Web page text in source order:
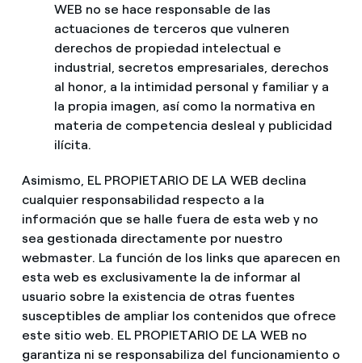
WEB no se hace responsable de las
actuaciones de terceros que vulneren
derechos de propiedad intelectual e
industrial, secretos empresariales, derechos
al honor, a la intimidad personal y familiar y a
la propia imagen, así como la normativa en
materia de competencia desleal y publicidad
ilícita.
Asimismo, EL PROPIETARIO DE LA WEB declina
cualquier responsabilidad respecto a la
información que se halle fuera de esta web y no
sea gestionada directamente por nuestro
webmaster. La función de los links que aparecen en
esta web es exclusivamente la de informar al
usuario sobre la existencia de otras fuentes
susceptibles de ampliar los contenidos que ofrece
este sitio web. EL PROPIETARIO DE LA WEB no
garantiza ni se responsabiliza del funcionamiento o